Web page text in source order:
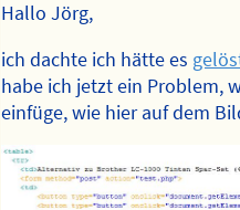
Hallo Jörg,
ich dachte ich hätte es
habe ich jetzt ein Problem,
einfüge, wie hier auf dem